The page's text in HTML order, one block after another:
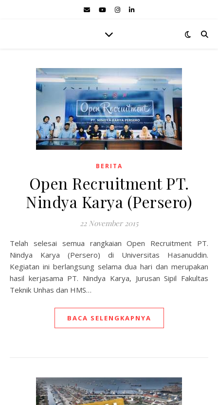
BERITA
Open Recruitment PT.
Nindya Karya (Persero)
22 November 2015
Telah selesai semua rangkaian Open Recruitment PT.
Nindya Karya (Persero) di Universitas Hasanuddin.
Kegiatan ini berlangsung selama dua hari dan merupakan
hasil kerjasama PT. Nindya Karya, Jurusan Sipil Fakultas
Teknik Unhas dan HMS…
BACA SELENGKAPNYA